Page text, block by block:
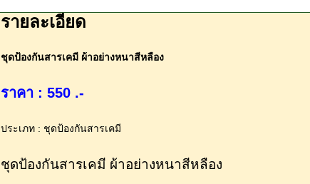
รายละเอียด
ชุดป้องกันสารเคมี ผ้าอย่างหนาสีหลือง
ราคา : 550 .-
ประเภท : ชุดป้องกันสารเคมี
ชุดป้องกันสารเคมี ผ้าอย่างหนาสีหลือง